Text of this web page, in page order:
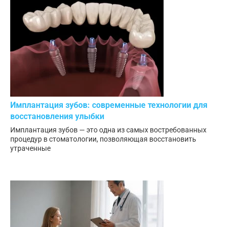
Имплантация зубов: современные технологии для
восстановления улыбки
Имплантация зубов — это одна из самых востребованных
процедур в стоматологии, позволяющая восстановить
утраченные